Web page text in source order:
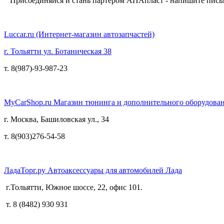
Luccar.ru (Интернет-магазин автозапчастей)
г. Тольятти ул. Ботаническая 38
т. 8(987)-93-987-23
MyCarShop.ru Магазин тюнинга и дополнительного
г. Москва, Башиловская ул., 34
т. 8(903)276-54-58
ЛадаТорг.ру Автоаксессуары для автомобилей Лада
г.Тольятти, Южное шоссе, 22, офис 101.
т. 8 (8482) 930 931